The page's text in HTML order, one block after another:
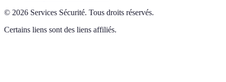
© 2026 Services Sécurité. Tous droits réservés.
Certains liens sont des liens affiliés.